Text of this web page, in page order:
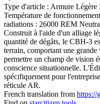
Type d'article : Armure Légère
Température de
radiations : 26000 REM
Construit à l'aide d'un alliage
quantité de dégâts, le CBH-3
terrain, comportant une
permettre un champ de vision
conscience situationnelle.
spécifiquement pour
réticule AR.
French translation from https://